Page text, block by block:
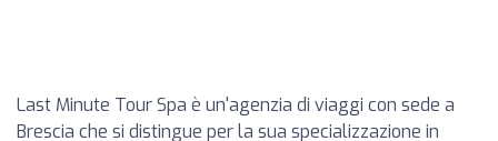
Last Minute Tour Spa è un'agenzia di viaggi con sede a
Brescia che si distingue per la sua specializzazione in